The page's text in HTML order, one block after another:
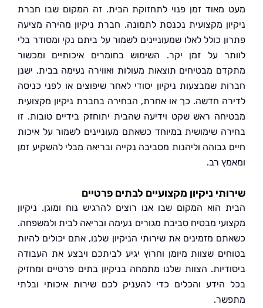
זמן פנוי לתחזוקת הבית. זה המקום שבו חברת
מקצועית נכנסת לתמונה. חברת ניקיון מהירה מציעה
כולל לאלו שמעוניינים לשמור על ביתם נקי ומסודר בלי
על זמן יקר. השימוש בחומרים איכותיים ומכשור
מבטיחים תוצאות מעולות ואווירה נעימה בבית. ישנן
שמבצעות ניקיון יסודי לאחר שיפוצים או לפני כניסה
חדשה. כך או אחרת, הבחירה בחברת ניקיון מקצועית
ראש שקט וידיעה שהבית יתוחזק בידיים טובות. זו
שימושית במיוחד כשאתם מעוניינים לשמור על איכות
גבוהה וליהנות מסביבה נקייה ובריאה מבלי להשקיע זמן
רב.
ניקיון מקצועיים לבתים פרטיים
הוא המקום שבו אנו רוצים להרגיש נוח ומוגן. ניקיון
מבטיח סביבת מגורים נעימה ובריאה לבית ולמשפחה.
מזמינים את שירותי הניקיון שלנו, אתם יכולים להיות
שצוות מיומן וחרוץ יגיע לביתכם ויבצע את העבודה
הצוות שלנו מתמחה בניקיון בתים פרטיים ומחזיק
והכלים כדי להעניק לכם שירות איכותי ובלתי